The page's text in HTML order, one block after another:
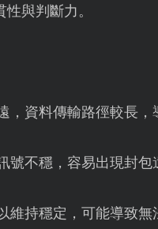
與判斷力。
，資料傳輸路徑較長，
號不穩，容易出現封包
維持穩定，可能導致無